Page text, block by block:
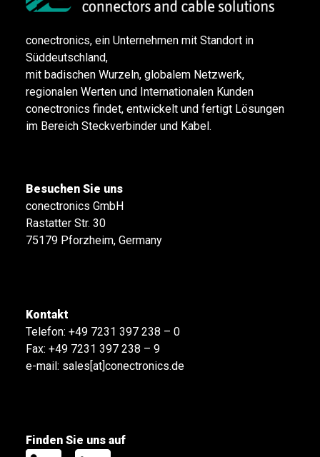
conectronics, ein Unternehmen mit Standort in
Süddeutschland,
mit badischen Wurzeln, globalem Netzwerk,
regionalen Werten und Internationalen Kunden
conectronics findet, entwickelt und fertigt Lösungen
im Bereich Steckverbinder und Kabel.
Besuchen Sie uns
conectronics GmbH
Rastatter Str. 30
75179 Pforzheim, Germany
Kontakt
Telefon: +49 7231 397 238 – 0
Fax: +49 7231 397 238 – 9
e-mail: sales[at]conectronics.de
Finden Sie uns auf